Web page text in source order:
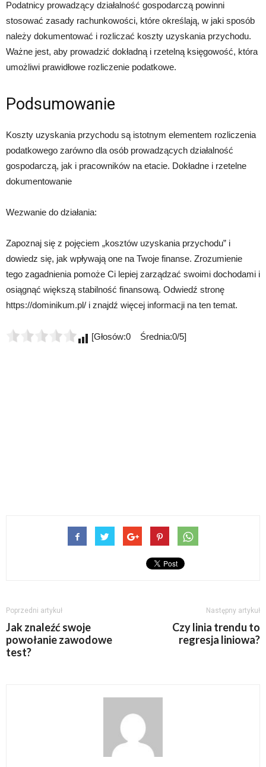
Podatnicy prowadzący działalność gospodarczą powinni
stosować zasady rachunkowości, które określają, w jaki sposób
należy dokumentować i rozliczać koszty uzyskania przychodu.
Ważne jest, aby prowadzić dokładną i rzetelną księgowość, która
umożliwi prawidłowe rozliczenie podatkowe.
Podsumowanie
Koszty uzyskania przychodu są istotnym elementem rozliczenia
podatkowego zarówno dla osób prowadzących działalność
gospodarczą, jak i pracowników na etacie. Dokładne i rzetelne
dokumentowanie
Wezwanie do działania:
Zapoznaj się z pojęciem „kosztów uzyskania przychodu” i
dowiedz się, jak wpływają one na Twoje finanse. Zrozumienie
tego zagadnienia pomoże Ci lepiej zarządzać swoimi dochodami i
osiągnąć większą stabilność finansową. Odwiedź stronę
https://dominikum.pl/ i znajdź więcej informacji na ten temat.
[Głosów:0 Średnia:0/5]
Poprzedni artykuł
Jak znaleźć swoje
powołanie zawodowe
test?
Następny artykuł
Czy linia trendu to
regresja liniowa?